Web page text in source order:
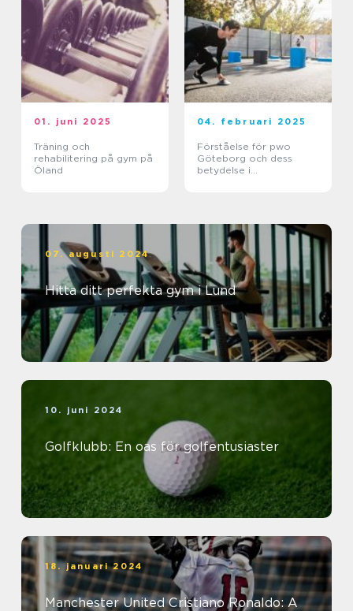
01. juni 2025
Träning och
rehabilitering på gym på
Öland
04. februari 2025
Förståelse för pwo
Göteborg och dess
betydelse i
07. augusti 2024
Hitta ditt perfekta gym i Lund
10. juni 2024
Golfklubb: En oas för golfentusiaster
18. januari 2024
Manchester United Cristiano Ronaldo: A